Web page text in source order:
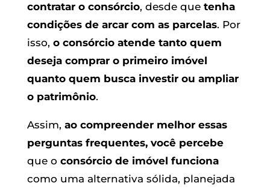
contratar o consórcio, desde que tenha
condições de arcar com as parcelas. Por
isso, o consórcio atende tanto quem
deseja comprar o primeiro imóvel
quanto quem busca investir ou ampliar
o patrimônio.
Assim, ao compreender melhor essas
perguntas frequentes, você percebe
que o consórcio de imóvel funciona
como uma alternativa sólida, planejada